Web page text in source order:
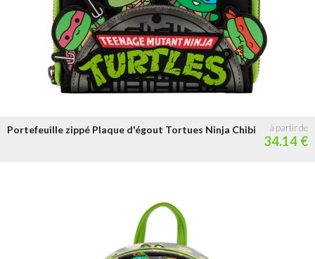
Portefeuille zippé Plaque d'égout Tortues Ninja Chibi
34.14 €